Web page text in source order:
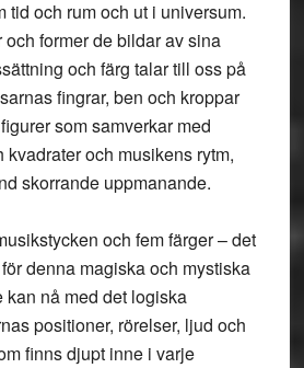
tid och rum och ut i universum.
former de bildar av sina
och färg talar till oss på
fingrar, ben och kroppar
som samverkar med
kvadrater och musikens rytm,
skorrande uppmanande.
och fem färger – det
denna magiska och mystiska
kan nå med det logiska
positioner, rörelser, ljud och
finns djupt inne i varje